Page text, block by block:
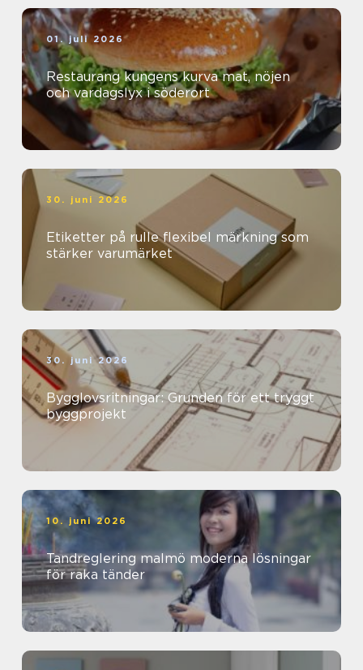
01. juli 2026
Restaurang kungens kurva mat, nöjen
och vardagslyx i söderort
30. juni 2026
Etiketter på rulle flexibel märkning som
stärker varumärket
30. juni 2026
Bygglovsritningar: Grunden för ett tryggt
byggprojekt
10. juni 2026
Tandreglering malmö moderna lösningar
för raka tänder